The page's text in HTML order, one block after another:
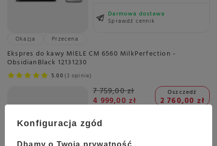
Darmowa dostawa
Sprawdź cennik
Okazja
Przecena
Ekspres do kawy MIELE CM 6560 MilkPerfection -
ObsidianBlack 12131230
5.00 3 opinie
7 759,00 zł
4 999,00 zł
Oszczedź
2 760,00 zł
4 799,00 zł
Konfiguracja zgód